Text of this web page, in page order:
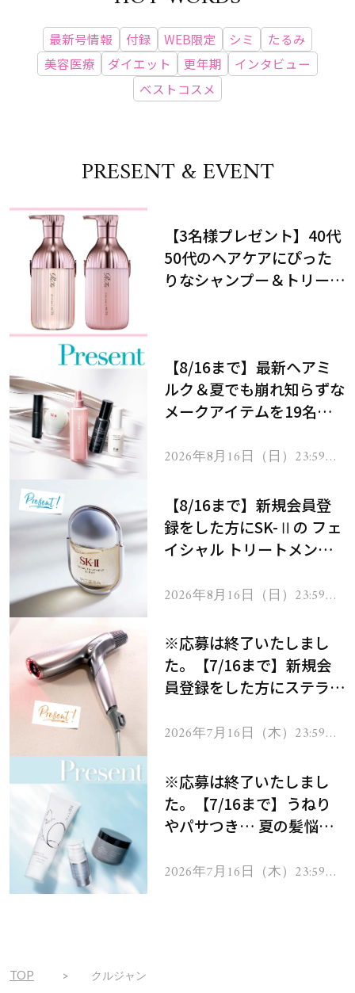
最新号情報 付録 WEB限定 シミ
たるみ
美容医療
ダイエット 更年期
インタビュー
ベストコスメ
PRESENT & EVENT
【3名様プレゼント】40代
50代のヘアケアにぴった
りなシャンプー＆トリート
【8/16まで】最新ヘアミ
ルク＆夏でも崩れ知らずな
メークアイテムを19名様
2026年8月16日（日）23:59ま
【8/16まで】新規会員登
録をした方にSK-Ⅱの フェ
イシャル トリートメント
2026年8月16日（日）23:59ま
※応募は終了いたしまし
た。【7/16まで】新規会
員登録をした方にステラボ
ヘアドライヤー ジュエル
2026年7月16日（木）23:59ま
※応募は終了いたしまし
た。【7/16まで】うねり
やパサつき… 夏の髪悩み
ムを13名様にプレゼン
2026年7月16日（木）23:59ま
TOP クルジャン